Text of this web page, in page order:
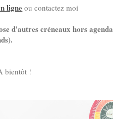
ligne ou contactez moi
d'autres créneaux hors agenda
bientôt !